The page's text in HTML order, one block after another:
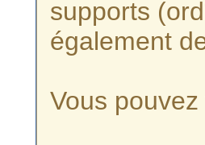
supports
également
Vous